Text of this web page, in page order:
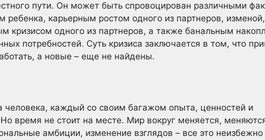
пути. Он может быть спровоцирован различными
карьерным ростом одного из партнеров, изменой,
кризисом одного из партнеров, а также банальным
потребностей. Суть кризиса заключается в том, что
а новые – еще не найдены.
человека, каждый со своим багажом опыта, ценностей и
время не стоит на месте. Мир вокруг меняется,
амбиции, изменение взглядов – все это неизбежно